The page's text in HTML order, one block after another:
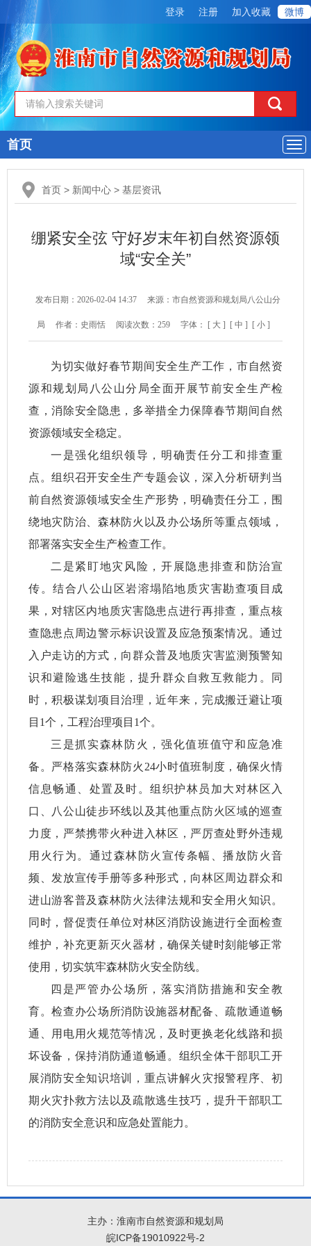
登录 注册 加入收藏 微博
导
航
首页
首页 > 新闻中心 > 基层资讯
绷紧安全弦 守好岁末年初自然资源领
域“安全关”
发布日期：2026-02-04 14:37 来源：市自然资源和规划局八公山分
局 作者：史雨恬 阅读次数： 259 字体： [ 大 ] [ 中 ] [ 小 ]
为切实做好春节期间安全生产工作，市自然资
源和规划局八公山分局全面开展节前安全生产检
查，消除安全隐患，多举措全力保障春节期间自然
资源领域安全稳定。
一是强化组织领导，明确责任分工和排查重
点。组织召开安全生产专题会议，深入分析研判当
前自然资源领域安全生产形势，明确责任分工，围
绕地灾防治、森林防火以及办公场所等重点领域，
部署落实安全生产检查工作。
二是紧盯地灾风险，开展隐患排查和防治宣
传。结合八公山区岩溶塌陷地质灾害勘查项目成
果，对辖区内地质灾害隐患点进行再排查，重点核
查隐患点周边警示标识设置及应急预案情况。通过
入户走访的方式，向群众普及地质灾害监测预警知
识和避险逃生技能，提升群众自救互救能力。同
时，积极谋划项目治理，近年来，完成搬迁避让项
目1个，工程治理项目1个。
三是抓实森林防火，强化值班值守和应急准
备。严格落实森林防火24小时值班制度，确保火情
信息畅通、处置及时。组织护林员加大对林区入
口、八公山徒步环线以及其他重点防火区域的巡查
力度，严禁携带火种进入林区，严厉查处野外违规
用火行为。通过森林防火宣传条幅、播放防火音
频、发放宣传手册等多种形式，向林区周边群众和
进山游客普及森林防火法律法规和安全用火知识。
同时，督促责任单位对林区消防设施进行全面检查
维护，补充更新灭火器材，确保关键时刻能够正常
使用，切实筑牢森林防火安全防线。
四是严管办公场所，落实消防措施和安全教
育。检查办公场所消防设施器材配备、疏散通道畅
通、用电用火规范等情况，及时更换老化线路和损
坏设备，保持消防通道畅通。组织全体干部职工开
展消防安全知识培训，重点讲解火灾报警程序、初
期火灾扑救方法以及疏散逃生技巧，提升干部职工
的消防安全意识和应急处置能力。
主办：淮南市自然资源和规划局
皖ICP备19010922号-2